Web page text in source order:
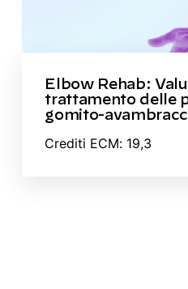
Elbow Rehab:
trattamento delle
gomito-
Crediti ECM: 19,3